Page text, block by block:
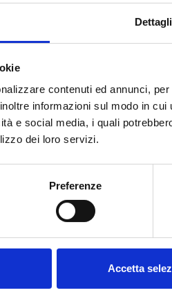
Willkommen
Sind Sie
Dettagli
contenuti ed annunci,
informazioni sul modo in
e social media, i quali
dei loro servizi.
Preferenze
Accetta
SIE BRAUCHEN
Kontaktieren Sieuns oder rufen